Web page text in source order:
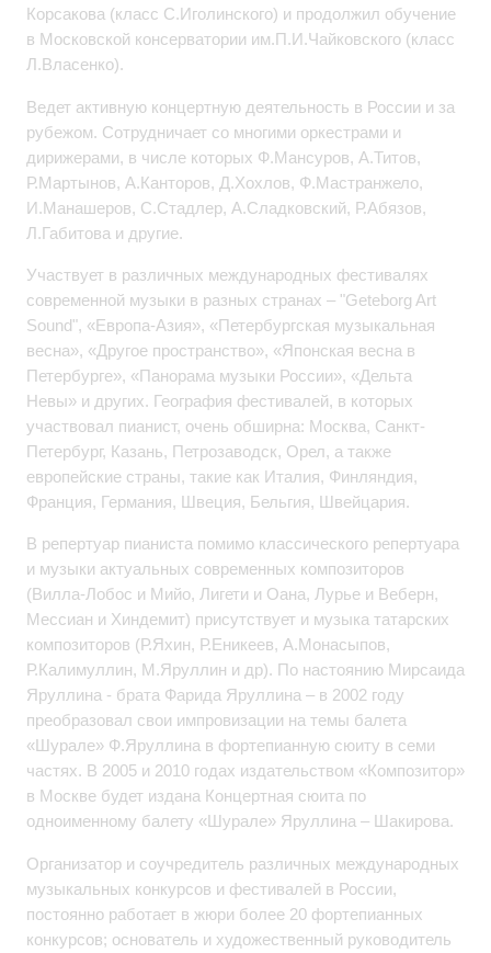
Корсакова (класс С.Иголинского) и продолжил обучение
в Московской консерватории им.П.И.Чайковского (класс
Л.Власенко).
Ведет активную концертную деятельность в России и за
рубежом. Сотрудничает со многими оркестрами и
дирижерами, в числе которых Ф.Мансуров, А.Титов,
Р.Мартынов, А.Канторов, Д.Хохлов, Ф.Мастранжело,
И.Манашеров, С.Стадлер, А.Сладковский, Р.Абязов,
Л.Габитова и другие.
Участвует в различных международных фестивалях
современной музыки в разных странах – "Geteborg Art
Sound", «Европа-Азия», «Петербургская музыкальная
весна», «Другое пространство», «Японская весна в
Петербурге», «Панорама музыки России», «Дельта
Невы» и других. География фестивалей, в которых
участвовал пианист, очень обширна: Москва, Санкт-
Петербург, Казань, Петрозаводск, Орел, а также
европейские страны, такие как Италия, Финляндия,
Франция, Германия, Швеция, Бельгия, Швейцария.
В репертуар пианиста помимо классического репертуара
и музыки актуальных современных композиторов
(Вилла-Лобос и Мийо, Лигети и Оана, Лурье и Веберн,
Мессиан и Хиндемит) присутствует и музыка татарских
композиторов (Р.Яхин, Р.Еникеев, А.Монасыпов,
Р.Калимуллин, М.Яруллин и др). По настоянию Мирсаида
Яруллина - брата Фарида Яруллина – в 2002 году
преобразовал свои импровизации на темы балета
«Шурале» Ф.Яруллина в фортепианную сюиту в семи
частях. В 2005 и 2010 годах издательством «Композитор»
в Москве будет издана Концертная сюита по
одноименному балету «Шурале» Яруллина – Шакирова.
Организатор и соучредитель различных международных
музыкальных конкурсов и фестивалей в России,
постоянно работает в жюри более 20 фортепианных
конкурсов; основатель и художественный руководитель